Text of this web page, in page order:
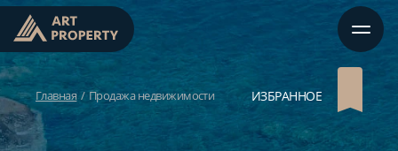
Главная Продажа недвижимости ИЗБРАННОЕ